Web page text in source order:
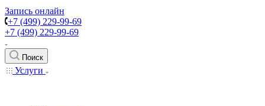
Запись онлайн
+7 (499) 229-99-69
+7 (499) 229-99-69
Поиск
Услуги